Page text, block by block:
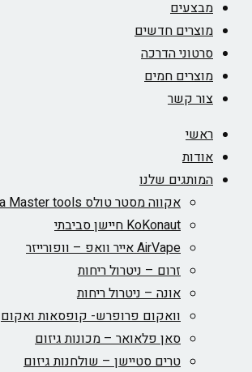
מבצעים
מוצרים חדשים
סרטוני הדרכה
מוצרים חמים
צור קשר
ראשי
אודות
המותגים שלנו
אקווה מסטר טולס Aqua Master tools
KoKonaut חיישן סביבתי
AirVape אייר וואפ – וופורייזר
זרום – ניטרול ריחות
אונה – ניטרול ריחות
וואקום פרופרש- קופסאות ואקום
סאן פלאואר – מכונות גיזום
טרים סטיישן – שולחנות גיזום